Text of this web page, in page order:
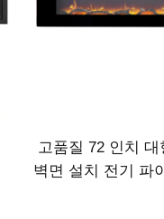
고품질 72 인치
벽면 설치 전기 파